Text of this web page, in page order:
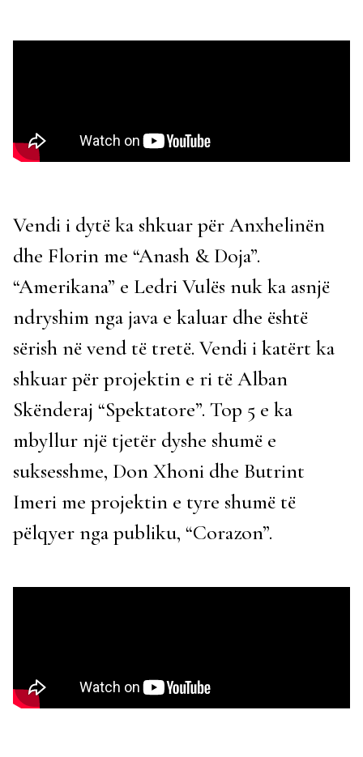
Vendi i dytë ka shkuar për Anxhelinën
dhe Florin me “Anash & Doja”.
“Amerikana” e Ledri Vulës nuk ka asnjë
ndryshim nga java e kaluar dhe është
sërish në vend të tretë. Vendi i katërt ka
shkuar për projektin e ri të Alban
Skënderaj “Spektatore”. Top 5 e ka
mbyllur një tjetër dyshe shumë e
suksesshme, Don Xhoni dhe Butrint
Imeri me projektin e tyre shumë të
pëlqyer nga publiku, “Corazon”.